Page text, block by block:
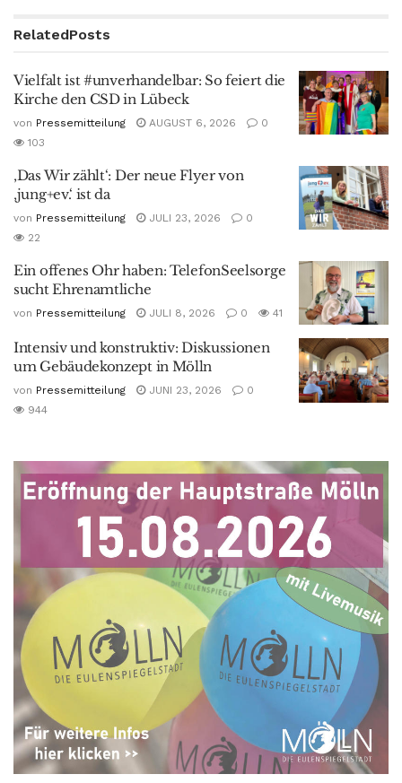
RelatedPosts
Vielfalt ist #unverhandelbar: So feiert die
Kirche den CSD in Lübeck
von Pressemitteilung AUGUST 6, 2026
0
103
‚Das Wir zählt‘: Der neue Flyer von
‚jung+ev.‘ ist da
von Pressemitteilung JULI 23, 2026
0
22
Ein offenes Ohr haben: TelefonSeelsorge
sucht Ehrenamtliche
von Pressemitteilung JULI 8, 2026 0 41
Intensiv und konstruktiv: Diskussionen
um Gebäudekonzept in Mölln
von Pressemitteilung JUNI 23, 2026
0
944